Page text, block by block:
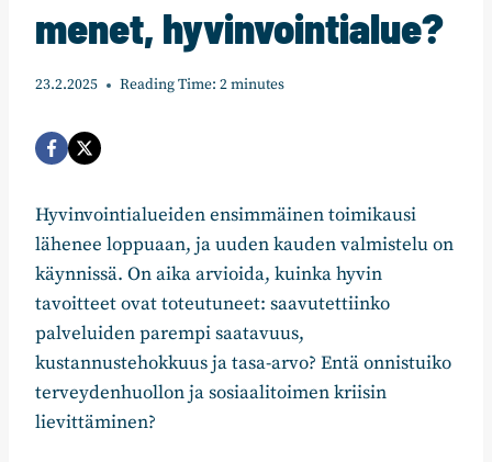
menet, hyvinvointialue?
23.2.2025 Reading Time: 2minutes
Hyvinvointialueiden ensimmäinen toimikausi
lähenee loppuaan, ja uuden kauden valmistelu on
käynnissä. On aika arvioida, kuinka hyvin
tavoitteet ovat toteutuneet: saavutettiinko
palveluiden parempi saatavuus,
kustannustehokkuus ja tasa-arvo? Entä onnistuiko
terveydenhuollon ja sosiaalitoimen kriisin
lievittäminen?